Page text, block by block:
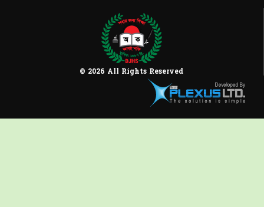
© 2026 All Rights Reserved